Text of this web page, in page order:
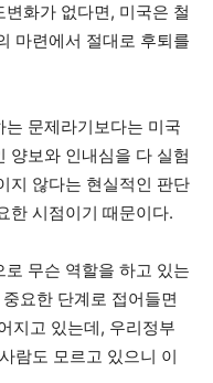
화가 없다면, 미국은 철
마련에서 절대로 후퇴를
문제라기보다는 미국
양보와 인내심을 다 실험
지 않다는 현실적인 판단
한 시점이기 때문이다.
무슨 역할을 하고 있는
요한 단계로 접어들면
지고 있는데, 우리정부
람도 모르고 있으니 이